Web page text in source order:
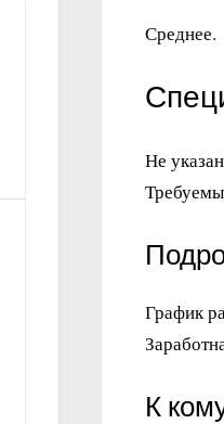
Среднее.
Не
График
К